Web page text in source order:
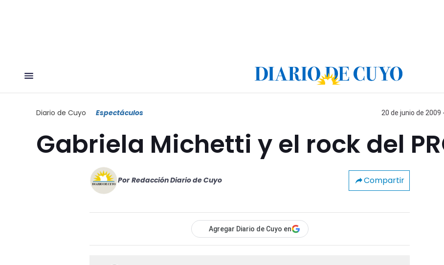
Diario de Cuyo Espectáculos 20 de junio de 2009
Gabriela Michetti y el rock del
Por Redacción Diario de Cuyo Compartir
Agregar Diario de Cuyo en